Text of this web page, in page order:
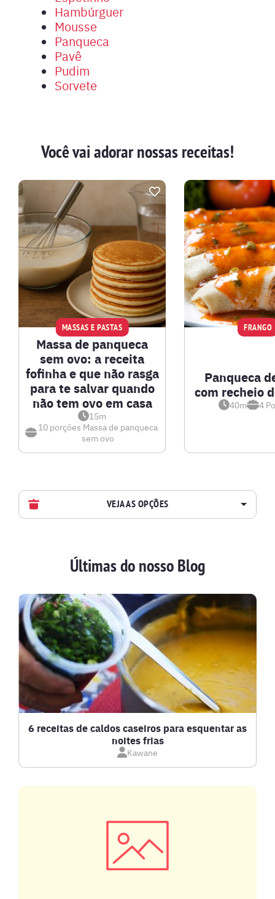
Hambúrguer
Mousse
Panqueca
Pavê
Pudim
Sorvete
Você vai adorar nossas receitas!
MASSAS E PASTAS
Massa de panqueca
sem ovo: a receita
fofinha e que não rasga
para te salvar quando
não tem ovo em casa
15m
10 porções Massa de panqueca
sem ovo
FRANGO
Panqueca
com recheio
40m 4
VEJA AS OPÇÕES
BATIDAS
BEBIDAS E DRINKS
BISCOITOS
BOLOS E TORTAS
CALDOS
CARNE BOVINA
COMPOTAS E GELEIAS
Últimas do nosso Blog
6 receitas de caldos caseiros para esquentar as
noites frias
Kawane